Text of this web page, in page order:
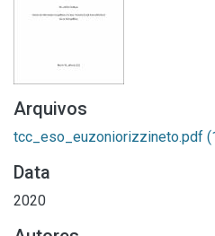
Arquivos
tcc_eso_euzoniorizzineto.pdf
Data
2020